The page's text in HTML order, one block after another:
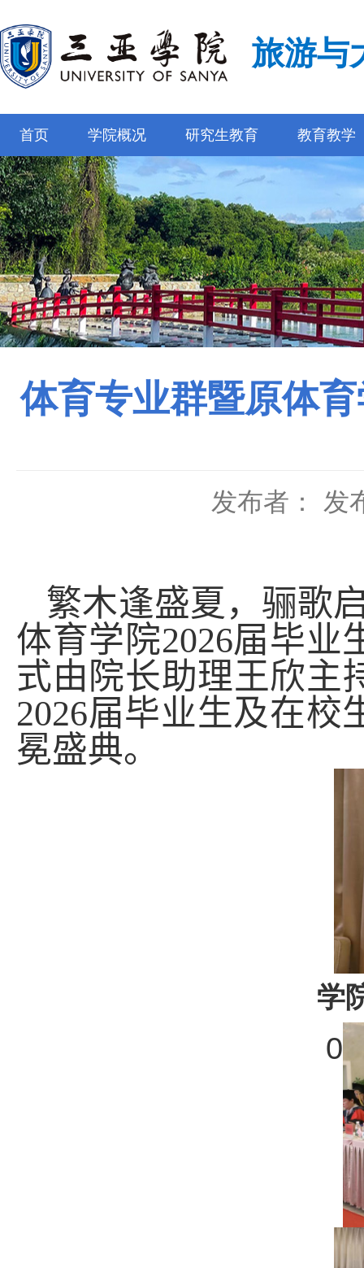
旅游与
首页 学院概况 研究生教育 教育教学
体育专业群暨原体
发布者： 发
繁木逢盛夏，骊歌
体育学院2026届毕业
式由院长助理王欣主
2026届毕业生及在校
冕盛典。
学
0